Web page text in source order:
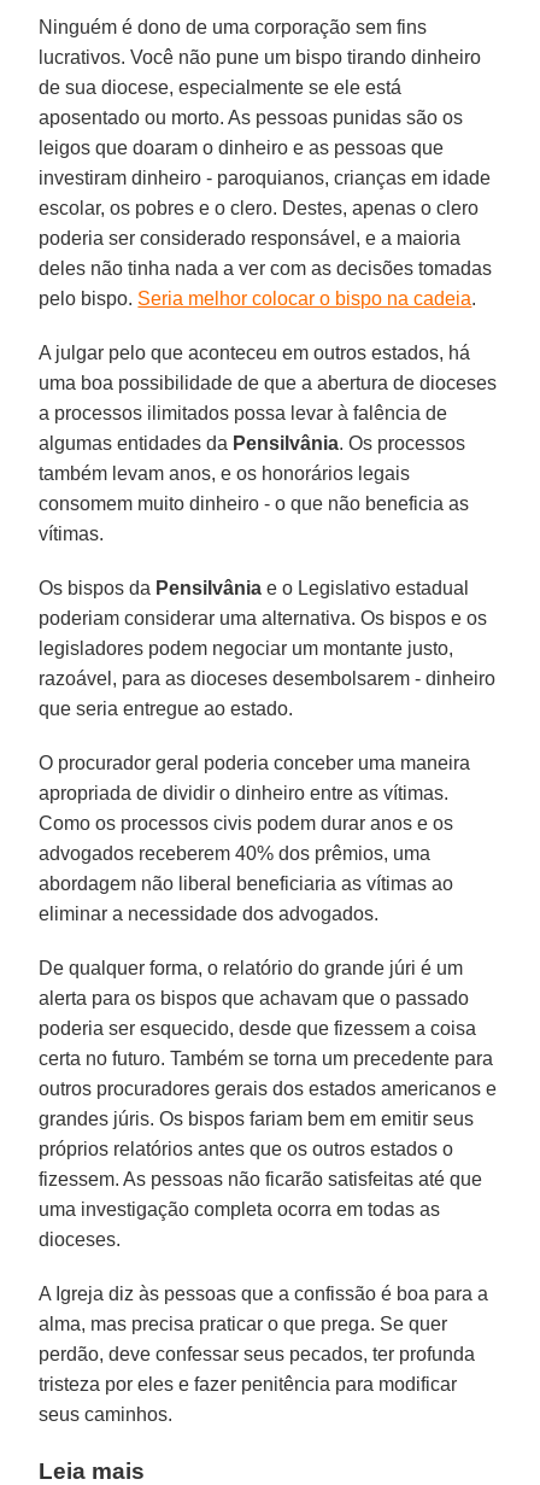
Ninguém é dono de uma corporação sem fins
lucrativos. Você não pune um bispo tirando dinheiro
de sua diocese, especialmente se ele está
aposentado ou morto. As pessoas punidas são os
leigos que doaram o dinheiro e as pessoas que
investiram dinheiro - paroquianos, crianças em idade
escolar, os pobres e o clero. Destes, apenas o clero
poderia ser considerado responsável, e a maioria
deles não tinha nada a ver com as decisões tomadas
pelo bispo. Seria melhor colocar o bispo na cadeia.
A julgar pelo que aconteceu em outros estados, há
uma boa possibilidade de que a abertura de dioceses
a processos ilimitados possa levar à falência de
algumas entidades da Pensilvânia. Os processos
também levam anos, e os honorários legais
consomem muito dinheiro - o que não beneficia as
vítimas.
Os bispos da Pensilvânia e o Legislativo estadual
poderiam considerar uma alternativa. Os bispos e os
legisladores podem negociar um montante justo,
razoável, para as dioceses desembolsarem - dinheiro
que seria entregue ao estado.
O procurador geral poderia conceber uma maneira
apropriada de dividir o dinheiro entre as vítimas.
Como os processos civis podem durar anos e os
advogados receberem 40% dos prêmios, uma
abordagem não liberal beneficiaria as vítimas ao
eliminar a necessidade dos advogados.
De qualquer forma, o relatório do grande júri é um
alerta para os bispos que achavam que o passado
poderia ser esquecido, desde que fizessem a coisa
certa no futuro. Também se torna um precedente para
outros procuradores gerais dos estados americanos e
grandes júris. Os bispos fariam bem em emitir seus
próprios relatórios antes que os outros estados o
fizessem. As pessoas não ficarão satisfeitas até que
uma investigação completa ocorra em todas as
dioceses.
A Igreja diz às pessoas que a confissão é boa para a
alma, mas precisa praticar o que prega. Se quer
perdão, deve confessar seus pecados, ter profunda
tristeza por eles e fazer penitência para modificar
seus caminhos.
Leia mais